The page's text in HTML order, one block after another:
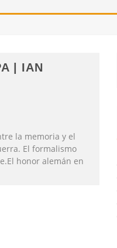
| IAN
la memoria y el
El formalismo
honor alemán en